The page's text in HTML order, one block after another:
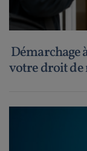
Démarchage
votre droit